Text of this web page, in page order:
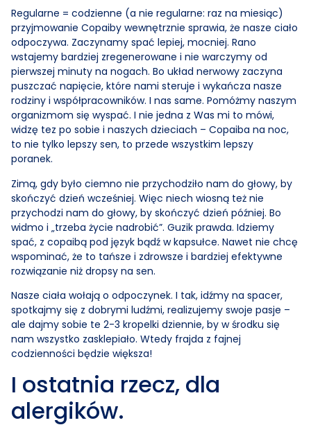
Regularne = codzienne (a nie regularne: raz na miesiąc)
przyjmowanie Copaiby wewnętrznie sprawia, że nasze ciało
odpoczywa. Zaczynamy spać lepiej, mocniej. Rano
wstajemy bardziej zregenerowane i nie warczymy od
pierwszej minuty na nogach. Bo układ nerwowy zaczyna
puszczać napięcie, które nami steruje i wykańcza nasze
rodziny i współpracowników. I nas same. Pomóżmy naszym
organizmom się wyspać. I nie jedna z Was mi to mówi,
widzę tez po sobie i naszych dzieciach – Copaiba na noc,
to nie tylko lepszy sen, to przede wszystkim lepszy
poranek.
Zimą, gdy było ciemno nie przychodziło nam do głowy, by
skończyć dzień wcześniej. Więc niech wiosną też nie
przychodzi nam do głowy, by skończyć dzień później. Bo
widmo i „trzeba życie nadrobić”. Guzik prawda. Idziemy
spać, z copaibą pod język bądź w kapsułce. Nawet nie chcę
wspominać, że to tańsze i zdrowsze i bardziej efektywne
rozwiązanie niż dropsy na sen.
Nasze ciała wołają o odpoczynek. I tak, idźmy na spacer,
spotkajmy się z dobrymi ludźmi, realizujemy swoje pasje –
ale dajmy sobie te 2-3 kropelki dziennie, by w środku się
nam wszystko zasklepiało. Wtedy frajda z fajnej
codzienności będzie większa!
I ostatnia rzecz, dla
alergików.